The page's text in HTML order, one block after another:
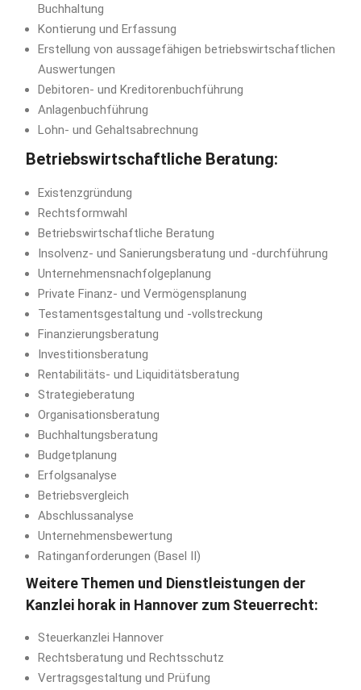
Buchhaltung
Kontierung und Erfassung
Erstellung von aussagefähigen betriebswirtschaftlichen
Auswertungen
Debitoren- und Kreditorenbuchführung
Anlagenbuchführung
Lohn- und Gehaltsabrechnung
Betriebswirtschaftliche Beratung:
Existenzgründung
Rechtsformwahl
Betriebswirtschaftliche Beratung
Insolvenz- und Sanierungsberatung und -durchführung
Unternehmensnachfolgeplanung
Private Finanz- und Vermögensplanung
Testamentsgestaltung und -vollstreckung
Finanzierungsberatung
Investitionsberatung
Rentabilitäts- und Liquiditätsberatung
Strategieberatung
Organisationsberatung
Buchhaltungsberatung
Budgetplanung
Erfolgsanalyse
Betriebsvergleich
Abschlussanalyse
Unternehmensbewertung
Ratinganforderungen (Basel II)
Weitere Themen und Dienstleistungen der
Kanzlei horak in Hannover zum Steuerrecht:
Steuerkanzlei Hannover
Rechtsberatung und Rechtsschutz
Vertragsgestaltung und Prüfung